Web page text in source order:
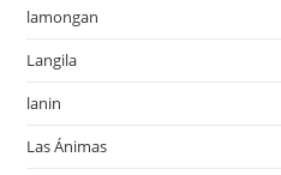
lamongan
Langila
lanin
Las Ánimas